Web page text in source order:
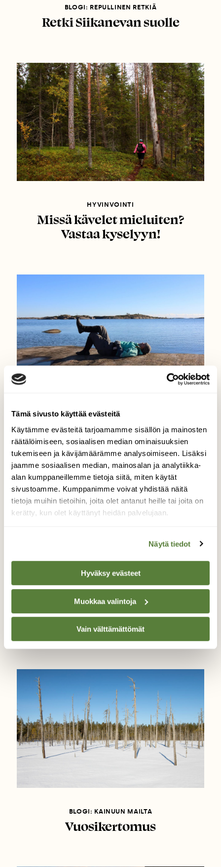
Tämä sivusto käyttää evästeitä
Käytämme evästeitä tarjoamamme sisällön ja mainosten
räätälöimiseen, sosiaalisen median ominaisuuksien
tukemiseen ja kävijämäärämme analysoimiseen. Lisäksi
jaamme sosiaalisen median, mainosalan ja analytiikka-
alan kumppaneillemme tietoja siitä, miten käytät
sivustoamme. Kumppanimme voivat yhdistää näitä
tietoja muihin tietoihin, joita olet antanut heille tai joita on
kerätty, kun olet käyttänyt heidän palvelujaan.
Näytä tiedot
Hyväksy evästeet
Muokkaa valintoja
Vain välttämättömät
BLOGI: REPULLINEN RETKIÄ
Retki Siikanevan suolle
HYVINVOINTI
Missä kävelet mieluiten?
Vastaa kyselyyn!
BLOGI: REPULLINEN RETKIÄ
Erilainen etelänloma
BLOGI: REPULLINEN RETKIÄ
Skånen keväinen pyökkimetsä
BLOGI: KAINUUN MAILTA
Vuosikertomus